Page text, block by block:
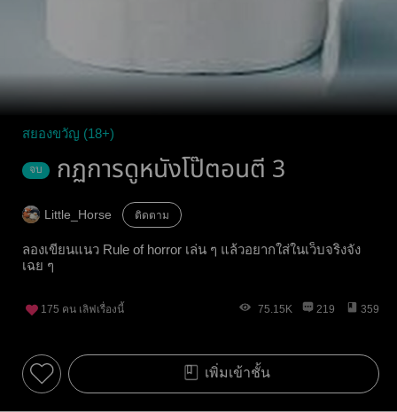
สยองขวัญ (18+)
จบ กฏการดูหนังโป๊ตอนตี 3
Little_Horse ติดตาม
ลองเขียนแนว Rule of horror เล่น ๆ แล้วอยากใส่ในเว็บจริงจัง
เฉย ๆ
175 คน เลิฟเรื่องนี้ 75.15K 219 359
เพิ่มเข้าชั้น